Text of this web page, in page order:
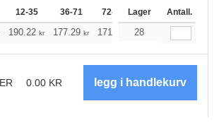
12-35 36-71 72-143 144-287
Lager Antall.
190.22 kr 177.29 kr 171.60 163.01
28
0.00 KR